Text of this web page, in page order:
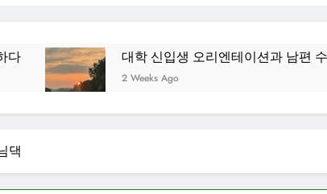
대학 신입생 오리엔테이션과 남편 수술후 회복
2 Weeks Ago
댁